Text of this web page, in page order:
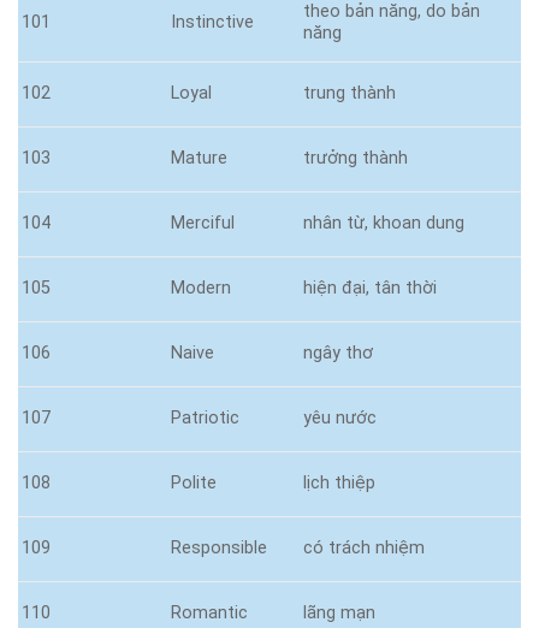
101 Instinctive
theo bản năng, do bản
năng
102 Loyal trung thành
103 Mature trưởng thành
104 Merciful nhân từ, khoan dung
105 Modern hiện đại, tân thời
106 Naive ngây thơ
107 Patriotic yêu nước
108 Polite lịch thiệp
109 Responsible có trách nhiệm
110 Romantic lãng mạn